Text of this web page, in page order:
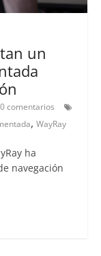
un
0 comentarios
, WayRay
ha
navegación